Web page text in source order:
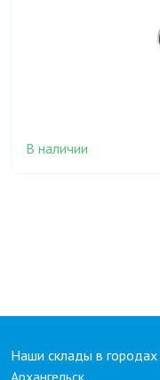
В наличии
Наши склады в городах